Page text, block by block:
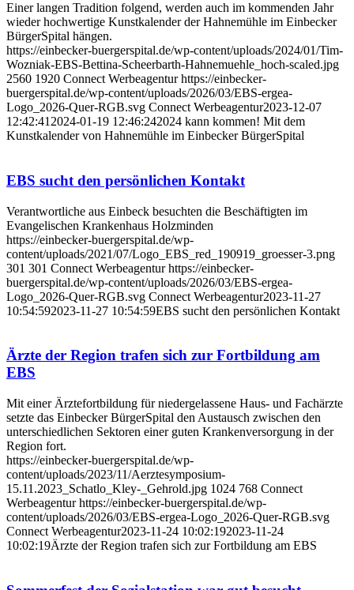
Einer langen Tradition folgend, werden auch im kommenden Jahr
wieder hochwertige Kunstkalender der Hahnemühle im Einbecker
BürgerSpital hängen.
https://einbecker-buergerspital.de/wp-content/uploads/2024/01/Tim-
Wozniak-EBS-Bettina-Scheerbarth-Hahnemuehle_hoch-scaled.jpg
2560 1920 Connect Werbeagentur https://einbecker-
buergerspital.de/wp-content/uploads/2026/03/EBS-ergea-
Logo_2026-Quer-RGB.svg Connect Werbeagentur2023-12-07
12:42:41 2024-01-19 12:46:242024 kann kommen! Mit dem
Kunstkalender von Hahnemühle im Einbecker BürgerSpital
EBS sucht den persönlichen Kontakt
Verantwortliche aus Einbeck besuchten die Beschäftigten im
Evangelischen Krankenhaus Holzminden
https://einbecker-buergerspital.de/wp-
content/uploads/2021/07/Logo_EBS_red_190919_groesser-3.png
301 301 Connect Werbeagentur https://einbecker-
buergerspital.de/wp-content/uploads/2026/03/EBS-ergea-
Logo_2026-Quer-RGB.svg Connect Werbeagentur2023-11-27
10:54:592023-11-27 10:54:59EBS sucht den persönlichen Kontakt
Ärzte der Region trafen sich zur Fortbildung am
EBS
Mit einer Ärztefortbildung für niedergelassene Haus- und Fachärzte
setzte das Einbecker BürgerSpital den Austausch zwischen den
unterschiedlichen Sektoren einer guten Krankenversorgung in der
Region fort.
https://einbecker-buergerspital.de/wp-
content/uploads/2023/11/Aerztesymposium-
15.11.2023_Schatlo_Kley-_Gehrold.jpg 1024 768 Connect
Werbeagentur https://einbecker-buergerspital.de/wp-
content/uploads/2026/03/EBS-ergea-Logo_2026-Quer-RGB.svg
Connect Werbeagentur2023-11-24 10:02:192023-11-24
10:02:19Ärzte der Region trafen sich zur Fortbildung am EBS